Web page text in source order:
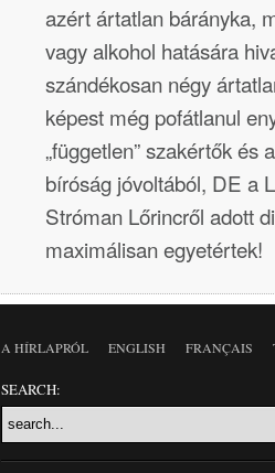
azért ártatlan bárányka,
vagy alkohol hatására
szándékosan négy
képest még pofátlanul
„független” szakértők és
bíróság jóvoltából, DE a
Stróman Lőrincről adott
maximálisan egyetértek!
A HÍRLAPRÓL ENGLISH FRANÇAIS
SEARCH: